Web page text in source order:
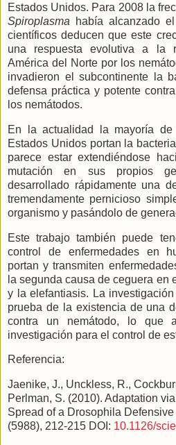
Estados Unidos. Para 2008 la
Spiroplasma había alcanzado
científicos deducen que este
una respuesta evolutiva
a la
América del Norte por los
invadieron el subcontinente la
defensa práctica y potente
los nemátodos.
En la actualidad la mayoría
Estados Unidos portan la
parece estar extendiéndose
mutación en sus propios
desarrollado rápidamente una
tremendamente pernicioso
organismo y pasándolo de
Este trabajo también puede
control de enfermedades en
portan y transmiten
la segunda causa de ceguera en
y la elefantiasis. La
prueba de la existencia de una
contra un nemátodo, lo que
investigación para el control de
Referencia:
Jaenike, J., Unckless, R.,
Perlman, S. (2010). Adaptation
Spread of a Drosophila
(5988), 212-215 DOI: 10.1126/